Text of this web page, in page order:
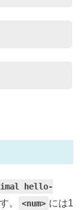
hello-
。 <num> には1